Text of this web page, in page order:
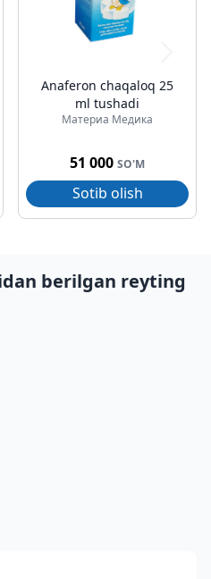
Anaferon chaqaloq 25
ml tushadi
Материа Медика
51 000 SO'M
Sotib olish
berilgan reyting